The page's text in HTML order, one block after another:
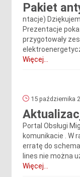
Pakiet
ntacje)
Prezentacje
przygotowały
Więcej...
15 października
Portal Obsługi
komunikacie . W
erratę do
lines nie można
Więcej...